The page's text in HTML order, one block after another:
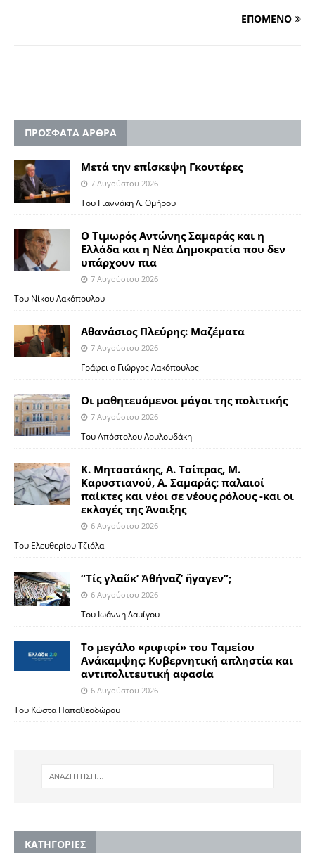
ΕΠΟΜΕΝΟ
ΠΡΟΣΦΑΤΑ ΑΡΘΡΑ
Μετά την επίσκεψη Γκουτέρες
7 Αυγούστου 2026
Του Γιαννάκη Λ. Ομήρου
Ο Τιμωρός Αντώνης Σαμαράς και η
Ελλάδα και η Νέα Δημοκρατία που δεν
υπάρχουν πια
7 Αυγούστου 2026
Του Νίκου Λακόπουλου
Αθανάσιος Πλεύρης: Μαζέματα
7 Αυγούστου 2026
Γράφει ο Γιώργος Λακόπουλος
Οι μαθητευόμενοι μάγοι της πολιτικής
7 Αυγούστου 2026
Του Απόστολου Λουλουδάκη
Κ. Μητσοτάκης, Α. Τσίπρας, Μ.
Καρυστιανού, Α. Σαμαράς: παλαιοί
παίκτες και νέοι σε νέους ρόλους -και οι
εκλογές της Άνοιξης
6 Αυγούστου 2026
Του Ελευθερίου Τζιόλα
“Τίς γλαῦκ’ Ἀθήναζ’ ἤγαγεν”;
6 Αυγούστου 2026
Του Ιωάννη Δαμίγου
Το μεγάλο «ριφιφί» του Ταμείου
Ανάκαμψης: Κυβερνητική απληστία και
αντιπολιτευτική αφασία
6 Αυγούστου 2026
Του Κώστα Παπαθεοδώρου
KΑΤΗΓΟΡΙΕΣ